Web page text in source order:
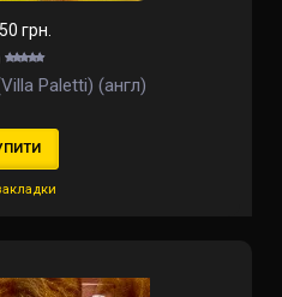
грн.
Paletti) (англ)